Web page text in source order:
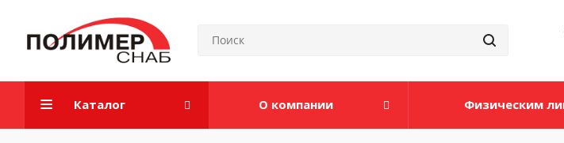
Каталог О компании Физическим